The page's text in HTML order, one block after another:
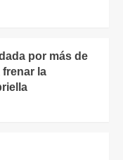
por más de
la